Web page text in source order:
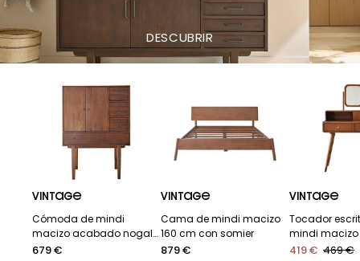
DESCUBRIR
VINTAGE
Cómoda de mindi
macizo acabado nogal
90 cm
Precio
679 €
VINTAGE
Cama de mindi macizo
160 cm con somier
Precio
879 €
VINTAGE
Tocador
mindi
nogal 90 cm
419 € 469 €